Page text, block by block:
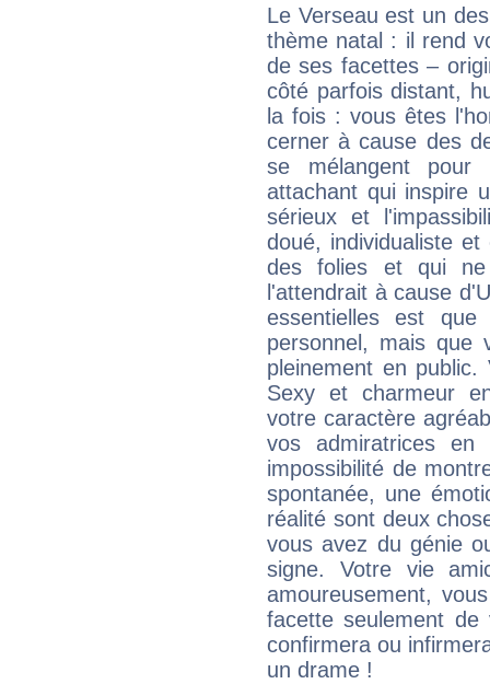
Le Verseau est un
thème natal : il rend
de ses facettes –
côté parfois distant,
la fois : vous êtes
cerner à cause des
se mélangent
attachant qui inspire
sérieux et
doué, individualiste
des folies et qui
l'attendrait à cause
essentielles est
personnel, mais que
pleinement en
Sexy et charmeur
votre caractère
vos admiratrices
impossibilité de
spontanée, une
réalité sont deux
vous avez du génie
signe. Votre vie
amoureusement,
facette seulement
confirmera ou
un drame !